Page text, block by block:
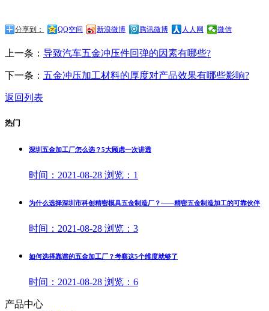
分享到： QQ空间 新浪微博 腾讯微博 人人网 微信
上一条： 导致汽车五金冲压件回弹的因素有哪些?
下一条： 五金冲压加工材料的厚度对产品效果有哪些影响?
返回列表
热门
深圳五金加工厂怎么选？5大顾虑一次讲透
时间： 2021-08-28 浏览： 1
为什么选择深圳市科创精密模具五金制造厂？——精密五金制造加工的可靠伙伴
时间： 2021-08-28 浏览： 3
如何选择靠谱的五金加工厂？考察这5个维度就够了
时间： 2021-08-28 浏览： 6
产品中心